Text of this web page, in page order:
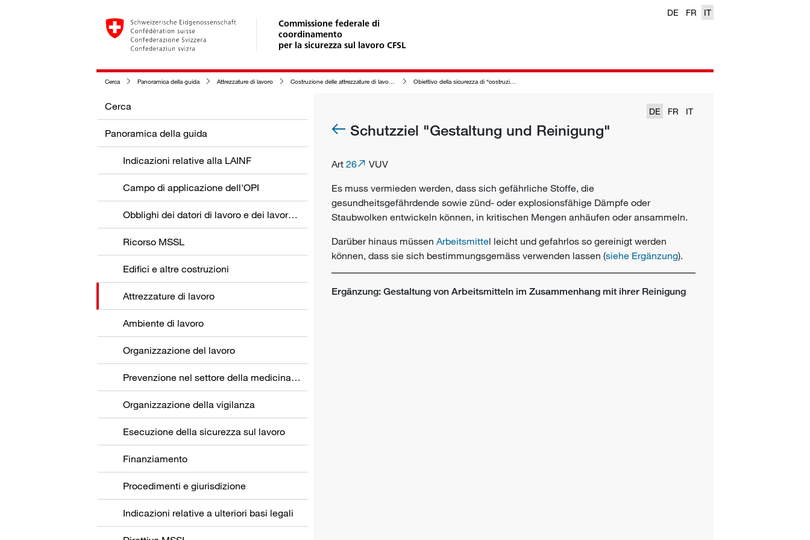
Commissione federale di
coordinamento
per la sicurezza sul lavoro CFSL
DE FR IT
Cerca Panoramica della guida Attrezzature di lavoro Costruzione delle attrezzature di lavoro in relazione alla loro pulizia Obiettivo della sicurezza di “costruzione e pulizia”
Cerca
Panoramica della guida
Indicazioni relative alla LAINF
Campo di applicazione dell'OPI
Obblighi dei datori di lavoro e dei lavoratori
Ricorso MSSL
Edifici e altre costruzioni
Attrezzature di lavoro
Ambiente di lavoro
Organizzazione del lavoro
Prevenzione nel settore della medicina del lavoro
Organizzazione della vigilanza
Esecuzione della sicurezza sul lavoro
Finanziamento
Procedimenti e giurisdizione
Indicazioni relative a ulteriori basi legali
DE FR IT
Schutzziel "Gestaltung und Reinigung"
Art 26
VUV
Es muss vermieden werden, dass sich gefährliche Stoffe, die
gesundheitsgefährdende sowie zünd- oder explosionsfähige Dämpfe oder
Staubwolken entwickeln können, in kritischen Mengen anhäufen oder ansammeln.
Darüber hinaus müssen Arbeitsmittel leicht und gefahrlos so gereinigt werden
können, dass sie sich bestimmungsgemäss verwenden lassen (siehe Ergänzung).
Ergänzung: Gestaltung von Arbeitsmitteln im Zusammenhang mit ihrer Reinigung